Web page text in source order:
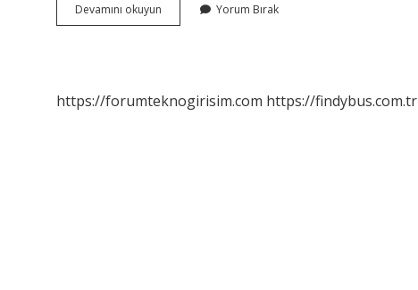
Devamını okuyun Hamileyken
Canının
Ne
Yorum Bırak
https://forumteknogirisim.com https://findybus.com.tr